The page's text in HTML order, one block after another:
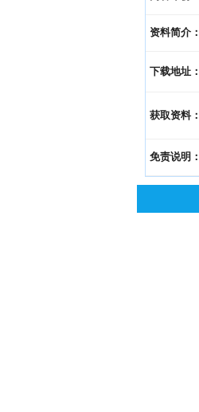
资料简介：
下载地址：
获取资料：
免责说明：